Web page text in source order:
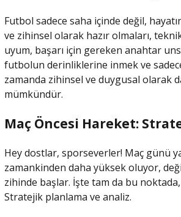
Futbol sadece saha içinde değil,
ve zihinsel olarak hazır olmaları,
uyum, başarı için gereken anahtar
futbolun derinliklerine inmek ve
zamanda zihinsel ve duygusal olarak
mümkündür.
Maç Öncesi Hareket:
Hey dostlar, sporseverler! Maç günü
zamankinden daha yüksek oluyor,
zihinde başlar. İşte tam da bu
Stratejik planlama ve analiz.